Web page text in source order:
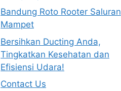
Bandung Roto Rooter Saluran
Mampet
Bersihkan Ducting Anda,
Tingkatkan Kesehatan dan
Efisiensi Udara!
Contact Us